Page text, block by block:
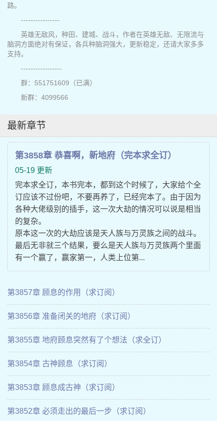
路。
----------------
英雄无敌风，种田、建城、战斗，作者在英雄无敌、无限流与
脑洞方面绝对有保证，各兵种脑洞强大，更新稳定，还请大家多多
支持。
-----------------
群：551751609（已满）
新群：4099566
最新章节
第3858章 恭喜啊，新地府（完本求全订）
05-19 更新
完本求全订，本书完本，都到这个时候了，大家给个全
订应该不过份吧，不要再养了，已经完本了。由于因为
各种大佬级别的插手，这一次大劫的情况可以说是相当
的复杂。
原本这一次的大劫应该是天人族与万灵族之间的战斗。
最后无非就三个结果，要么是天人族与万灵族两个里面
有一个赢了，赢家第一，人类上位第...
第3857章 顾息的作用（求订阅）
第3856章 准备闭关的地府（求订阅）
第3855章 地府顾息突然有了个想法（求全订）
第3854章 古神顾息（求订阅）
第3853章 顾息成古神（求订阅）
第3852章 必须走出的最后一步（求订阅）